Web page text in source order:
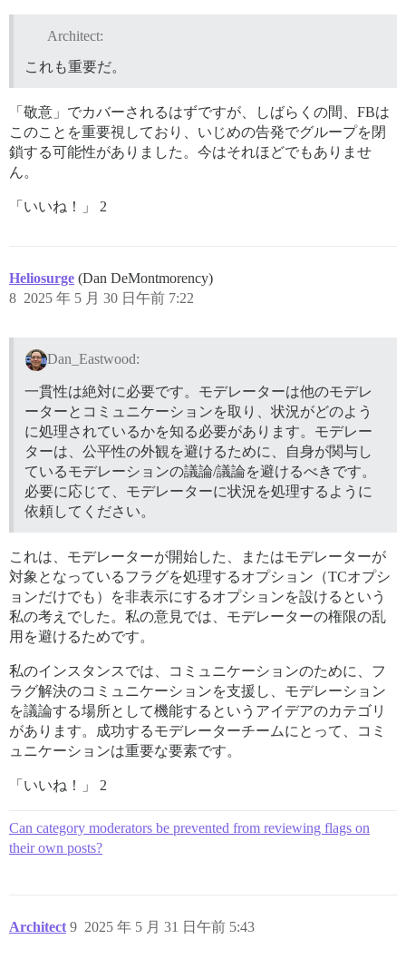
Architect:
これも重要だ。
「敬意」でカバーされるはずですが、しばらくの間、FBは
このことを重要視しており、いじめの告発でグループを閉
鎖する可能性がありました。今はそれほどでもありませ
ん。
「いいね！」 2
Heliosurge (Dan DeMontmorency)
2025 年 5 月 30 日午前 7:22
8
Dan_Eastwood:
一貫性は絶対に必要です。モデレーターは他のモデレ
ーターとコミュニケーションを取り、状況がどのよう
に処理されているかを知る必要があります。モデレー
ターは、公平性の外観を避けるために、自身が関与し
ているモデレーションの議論/議論を避けるべきです。
必要に応じて、モデレーターに状況を処理するように
依頼してください。
これは、モデレーターが開始した、またはモデレーターが
対象となっているフラグを処理するオプション（TCオプシ
ョンだけでも）を非表示にするオプションを設けるという
私の考えでした。私の意見では、モデレーターの権限の乱
用を避けるためです。
私のインスタンスでは、コミュニケーションのために、フ
ラグ解決のコミュニケーションを支援し、モデレーション
を議論する場所として機能するというアイデアのカテゴリ
があります。成功するモデレーターチームにとって、コミ
ュニケーションは重要な要素です。
「いいね！」 2
Can category moderators be prevented from reviewing flags on
their own posts?
Architect 2025 年 5 月 31 日午前 5:43
9